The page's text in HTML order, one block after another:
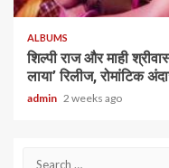
ALBUMS
शिल्पी राज और माही
लाया’ रिलीज, रोमांटिक
admin 2 weeks ago
Search